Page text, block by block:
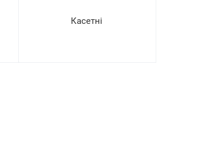
Касетні